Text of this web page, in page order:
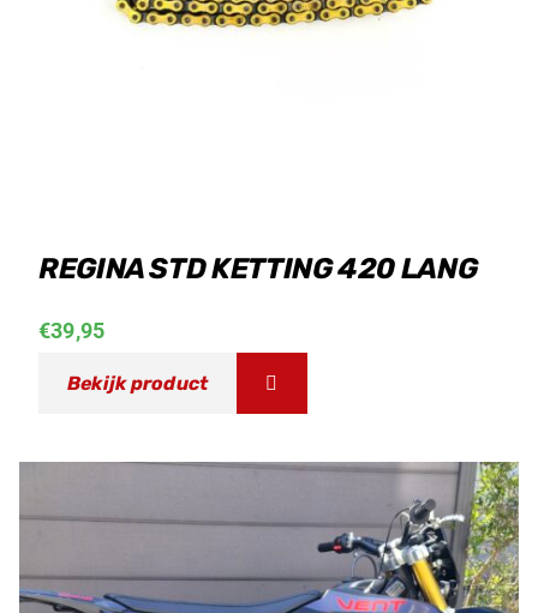
REGINA STD KETTING 420 LANG
€39,95
Bekijk product